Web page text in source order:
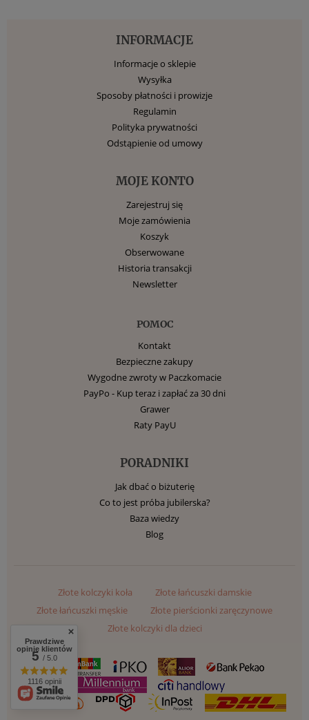
INFORMACJE
Informacje o sklepie
Wysyłka
Sposoby płatności i prowizje
Regulamin
Polityka prywatności
Odstąpienie od umowy
MOJE KONTO
Zarejestruj się
Moje zamówienia
Koszyk
Obserwowane
Historia transakcji
Newsletter
POMOC
Kontakt
Bezpieczne zakupy
Wygodne zwroty w Paczkomacie
PayPo - Kup teraz i zapłać za 30 dni
Grawer
Raty PayU
PORADNIKI
Jak dbać o biżuterię
Co to jest próba jubilerska?
Baza wiedzy
Blog
Złote kolczyki koła
Złote łańcuszki damskie
Złote łańcuszki męskie
Złote pierścionki zaręczynowe
Złote kolczyki dla dzieci
Prawdziwe
opinie klientów
5/ 5.0
1116 opinii